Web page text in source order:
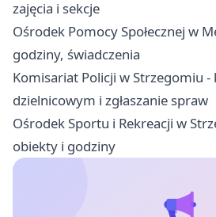
zajęcia i sekcje
Ośrodek Pomocy Społecznej w
godziny, świadczenia
Komisariat Policji w Strzegomiu -
dzielnicowym i zgłaszanie spraw
Ośrodek Sportu i Rekreacji w
obiekty i godziny